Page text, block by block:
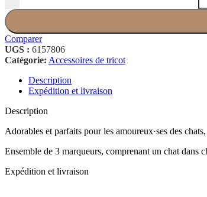
Comparer
UGS : 6157806
Catégorie: Accessoires de tricot
Description
Expédition et livraison
Description
Adorables et parfaits pour les amoureux·ses des
Ensemble de 3 marqueurs, comprenant un chat dans
Expédition et livraison